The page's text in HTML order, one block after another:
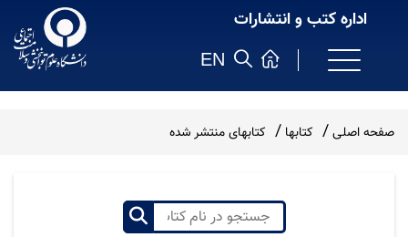
اداره کتب و انتشارات
EN
صفحه اصلی کتابها کتابهای منتشر شده